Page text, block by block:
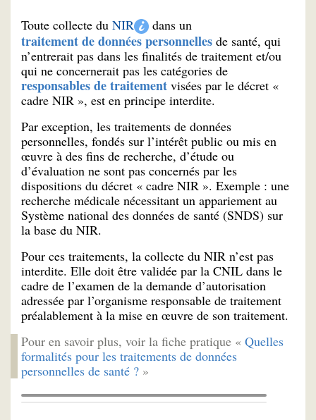
Toute collecte du NIR dans un
traitement de données personnelles de santé, qui
n’entrerait pas dans les finalités de traitement et/ou
qui ne concernerait pas les catégories de
responsables de traitement visées par le décret «
cadre NIR », est en principe interdite.
Par exception, les traitements de données
personnelles, fondés sur l’intérêt public ou mis en
œuvre à des fins de recherche, d’étude ou
d’évaluation ne sont pas concernés par les
dispositions du décret « cadre NIR ». Exemple : une
recherche médicale nécessitant un appariement au
Système national des données de santé (SNDS) sur
la base du NIR.
Pour ces traitements, la collecte du NIR n’est pas
interdite. Elle doit être validée par la CNIL dans le
cadre de l’examen de la demande d’autorisation
adressée par l’organisme responsable de traitement
préalablement à la mise en œuvre de son traitement.
Pour en savoir plus, voir la fiche pratique « Quelles
formalités pour les traitements de données
personnelles de santé ? »